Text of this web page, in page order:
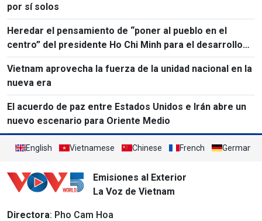
por sí solos
Heredar el pensamiento de “poner al pueblo en el
centro” del presidente Ho Chi Minh para el desarrollo
del país
Vietnam aprovecha la fuerza de la unidad nacional en la
nueva era
El acuerdo de paz entre Estados Unidos e Irán abre un
nuevo escenario para Oriente Medio
English Vietnamese Chinese French German
Emisiones al Exterior
La Voz de Vietnam
Directora: Pho Cam Hoa